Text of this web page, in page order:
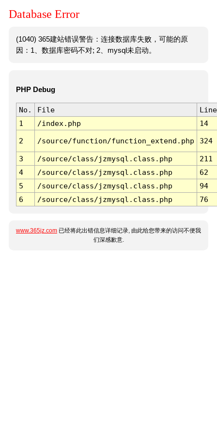
Database Error
(1040) 365建站错误警告：连接数据库失败，可能的原
因：1、数据库密码不对; 2、mysql未启动。
PHP Debug
No. File
Line
1
/index.php 14
2 /source/function/function_extend.php 324
3 /source/class/jzmysql.class.php
211
4
/source/class/jzmysql.class.php
62
5
/source/class/jzmysql.class.php
94
6
/source/class/jzmysql.class.php 76
www.365jz.com 已经将此出错信息详细记录, 由此给您带来的访问不便我
们深感歉意.